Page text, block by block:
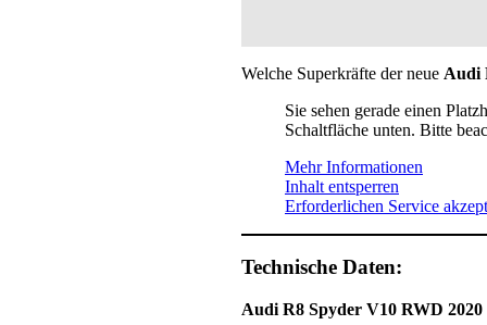
Welche Superkräfte der neue Audi
Sie sehen gerade einen
Schaltfläche unten. Bitte
Mehr Informationen
Inhalt entsperren
Erforderlichen Service
Technische Daten:
Audi R8 Spyder V10 RWD 2020